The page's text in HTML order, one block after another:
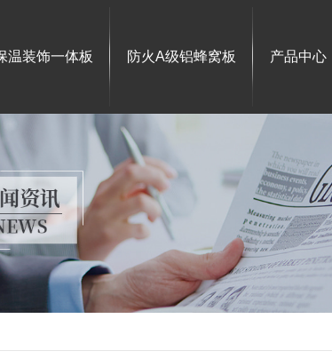
温装饰一体板 防火A级铝蜂窝板 产品中心